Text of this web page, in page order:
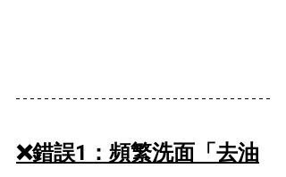
️❌錯誤1：頻繁洗面「去油